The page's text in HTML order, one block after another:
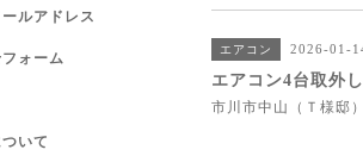
エアコン 2026-01-
エアコン4台取外
市川市中山（Ｔ様邸）
ルアドレス
ォーム
いて